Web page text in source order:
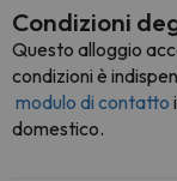
Condizioni
Questo alloggio
condizioni è
modulo di contatto
domestico.